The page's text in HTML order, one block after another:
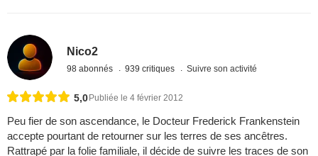
Nico2
98 abonnés 939 critiques Suivre son activité
5,0 Publiée le 4 février 2012
Peu fier de son ascendance, le Docteur Frederick Frankenstein
accepte pourtant de retourner sur les terres de ses ancêtres.
Rattrapé par la folie familiale, il décide de suivre les traces de son